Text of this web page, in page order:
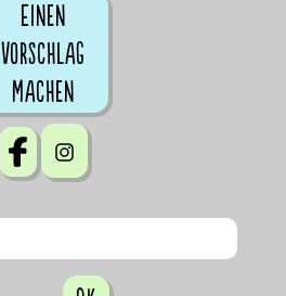
Einen
Vorschlag
machen